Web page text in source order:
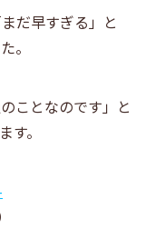
だ早すぎる」と
。
ことなのです」と
。